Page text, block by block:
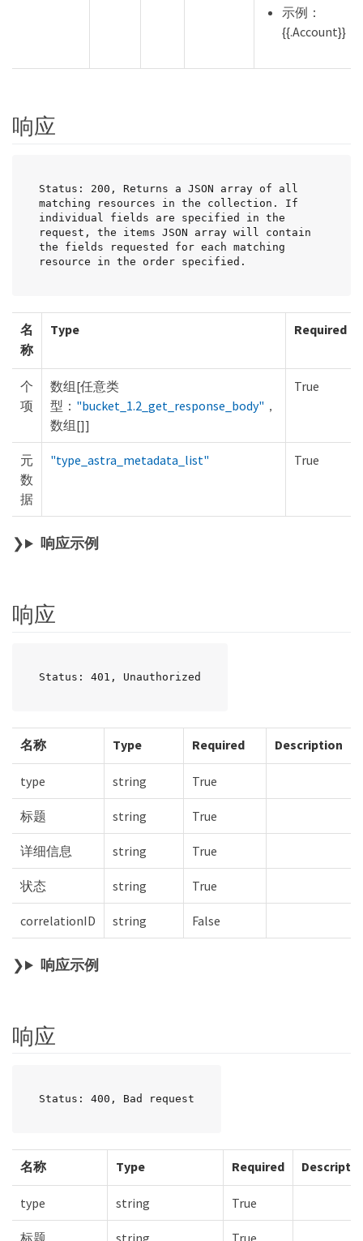
示例：
{{.Account}}
响应
Status: 200, Returns a JSON array of all
matching resources in the collection. If
individual fields are specified in the
request, the items JSON array will contain
the fields requested for each matching
resource in the order specified.
名
称
Type Required
个
项
数组[任意类
型： "bucket_1.2_get_response_body" ，
数组[]]
True
元
数
据
"type_astra_metadata_list" True
响应示例
响应
Status: 401, Unauthorized
名称 Type Required Description
type string True
标题 string True
详细信息 string True
状态 string True
correlationID string False
响应示例
响应
Status: 400, Bad request
名称 Type Required
type string True
标题 string True